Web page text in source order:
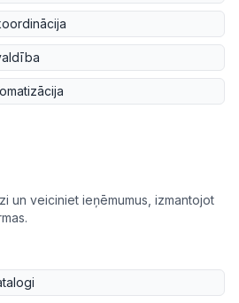
un veiciniet ieņēmumus, izmantojot